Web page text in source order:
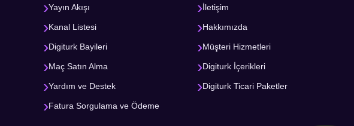
Yayın Akışı
Kanal Listesi
Digiturk Bayileri
Maç Satın Alma
Yardım ve Destek
Fatura Sorgulama ve Ödeme
İletişim
Hakkımızda
Müşteri Hizmetleri
Digiturk İçerikleri
Digiturk Ticari Paketler